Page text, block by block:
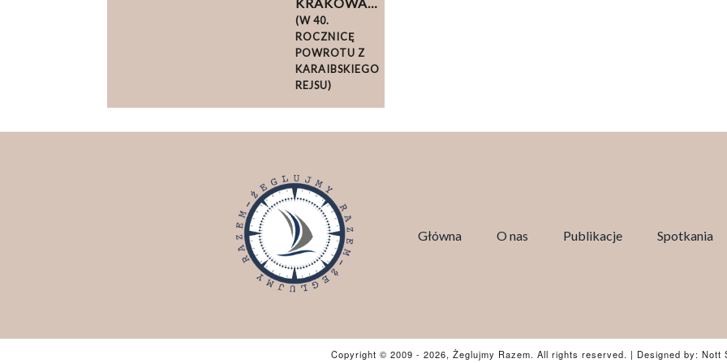
(W 40.
ROCZNICĘ
POWROTU Z
KARAIBSKIEGO
REJSU)
Główna O nas Publikacje Spotkania
Copyright © 2009 - 2026, Żeglujmy Razem. All rights reserved. | Designed by: Nott